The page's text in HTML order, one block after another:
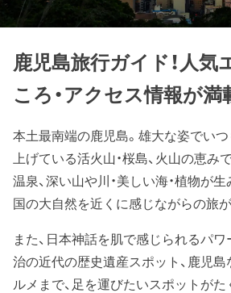
鹿児島旅行ガイド！人気
ころ・アクセス情報が満
本土最南端の鹿児島。雄大な姿でい
上げている活火山・桜島、火山の恵み
温泉、深い山や川・美しい海・植物が
国の大自然を近くに感じながらの旅が
また、日本神話を肌で感じられるパワ
治の近代の歴史遺産スポット、鹿児
ルメまで、足を運びたいスポットがた